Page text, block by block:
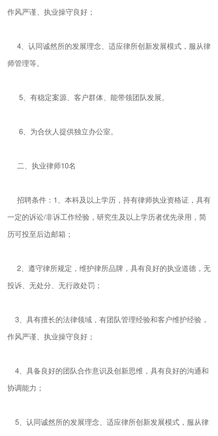
作风严谨、执业操守良好；
4、认同诚然所的发展理念、适应律所创新发展模式，服从律
师管理等。
5、有稳定案源、客户群体、能带领团队发展。
6、为合伙人提供独立办公室。
二、执业律师10名
招聘条件：1、本科及以上学历，持有律师执业资格证，具有
一定的诉讼/非诉工作经验，研究生及以上学历者优先录用，简
历可投至后边邮箱；
2、遵守律所规定，维护律所品牌，具有良好的执业道德，无
投诉、无处分、无行政处罚；
3、具有擅长的法律领域，有团队管理经验和客户维护经验，
作风严谨、执业操守良好；
4、具备良好的团队合作意识及创新思维，具有良好的沟通和
协调能力；
5、认同诚然所的发展理念、适应律所创新发展模式，服从律